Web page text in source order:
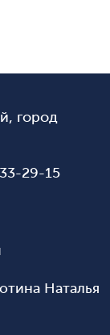
город
29-15
Наталья